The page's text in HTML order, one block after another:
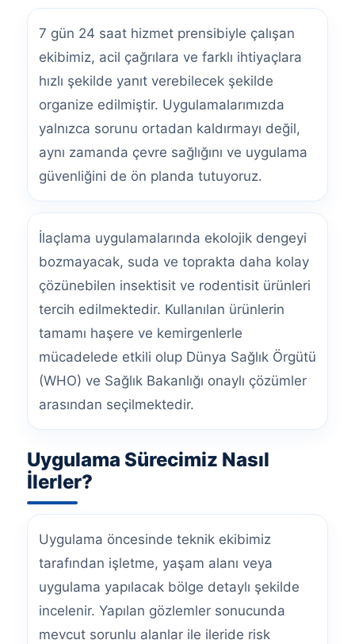
7 gün 24 saat hizmet prensibiyle çalışan
ekibimiz, acil çağrılara ve farklı ihtiyaçlara
hızlı şekilde yanıt verebilecek şekilde
organize edilmiştir. Uygulamalarımızda
yalnızca sorunu ortadan kaldırmayı değil,
aynı zamanda çevre sağlığını ve uygulama
güvenliğini de ön planda tutuyoruz.
İlaçlama uygulamalarında ekolojik dengeyi
bozmayacak, suda ve toprakta daha kolay
çözünebilen insektisit ve rodentisit ürünleri
tercih edilmektedir. Kullanılan ürünlerin
tamamı haşere ve kemirgenlerle
mücadelede etkili olup Dünya Sağlık Örgütü
(WHO) ve Sağlık Bakanlığı onaylı çözümler
arasından seçilmektedir.
Uygulama Sürecimiz Nasıl
İlerler?
Uygulama öncesinde teknik ekibimiz
tarafından işletme, yaşam alanı veya
uygulama yapılacak bölge detaylı şekilde
incelenir. Yapılan gözlemler sonucunda
mevcut sorunlu alanlar ile ileride risk